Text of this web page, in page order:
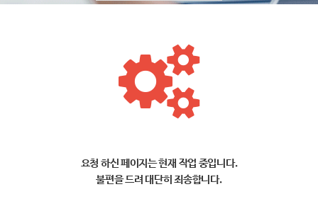
요청 하신 페이지는 현재 작업 중입니다.
불편을 드려 대단히 죄송합니다.